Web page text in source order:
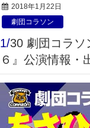
2018年1月22日
劇団コラソン
1/30 劇団コラソン第52回公演『あさひの挑戦状
６』公演情報・